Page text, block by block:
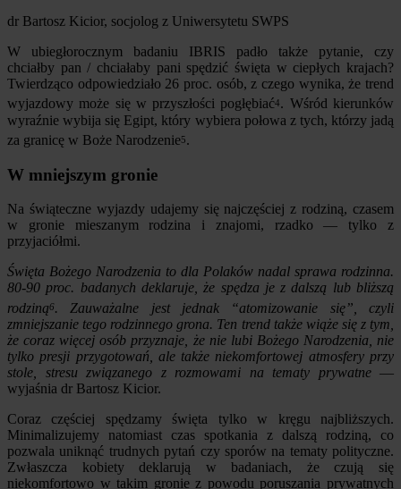
dr Bartosz Kicior, socjolog z Uniwersytetu SWPS
W ubiegłorocznym badaniu IBRIS padło także pytanie, czy
chciałby pan / chciałaby pani spędzić święta w ciepłych krajach?
Twierdząco odpowiedziało 26 proc. osób, z czego wynika, że trend
wyjazdowy może się w przyszłości pogłębiać4. Wśród kierunków
wyraźnie wybija się Egipt, który wybiera połowa z tych, którzy jadą
za granicę w Boże Narodzenie5.
W mniejszym gronie
Na świąteczne wyjazdy udajemy się najczęściej z rodziną, czasem
w gronie mieszanym rodzina i znajomi, rzadko — tylko z
przyjaciółmi.
Święta Bożego Narodzenia to dla Polaków nadal sprawa rodzinna.
80-90 proc. badanych deklaruje, że spędza je z dalszą lub bliższą
rodziną6. Zauważalne jest jednak “atomizowanie się”, czyli
zmniejszanie tego rodzinnego grona. Ten trend także wiąże się z tym,
że coraz więcej osób przyznaje, że nie lubi Bożego Narodzenia, nie
tylko presji przygotowań, ale także niekomfortowej atmosfery przy
stole, stresu związanego z rozmowami na tematy prywatne—
wyjaśnia dr Bartosz Kicior.
Coraz częściej spędzamy święta tylko w kręgu najbliższych.
Minimalizujemy natomiast czas spotkania z dalszą rodziną, co
pozwala uniknąć trudnych pytań czy sporów na tematy polityczne.
Zwłaszcza kobiety deklarują w badaniach, że czują się
niekomfortowo w takim gronie z powodu poruszania prywatnych